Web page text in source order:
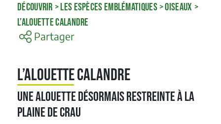
DÉCOUVRIR >LES ESPÈCES EMBLÉMATIQUES >OISEAUX >
L’ALOUETTE CALANDRE
Partager
L’Alouette calandre
Une alouette désormais restreinte à la
plaine de Crau